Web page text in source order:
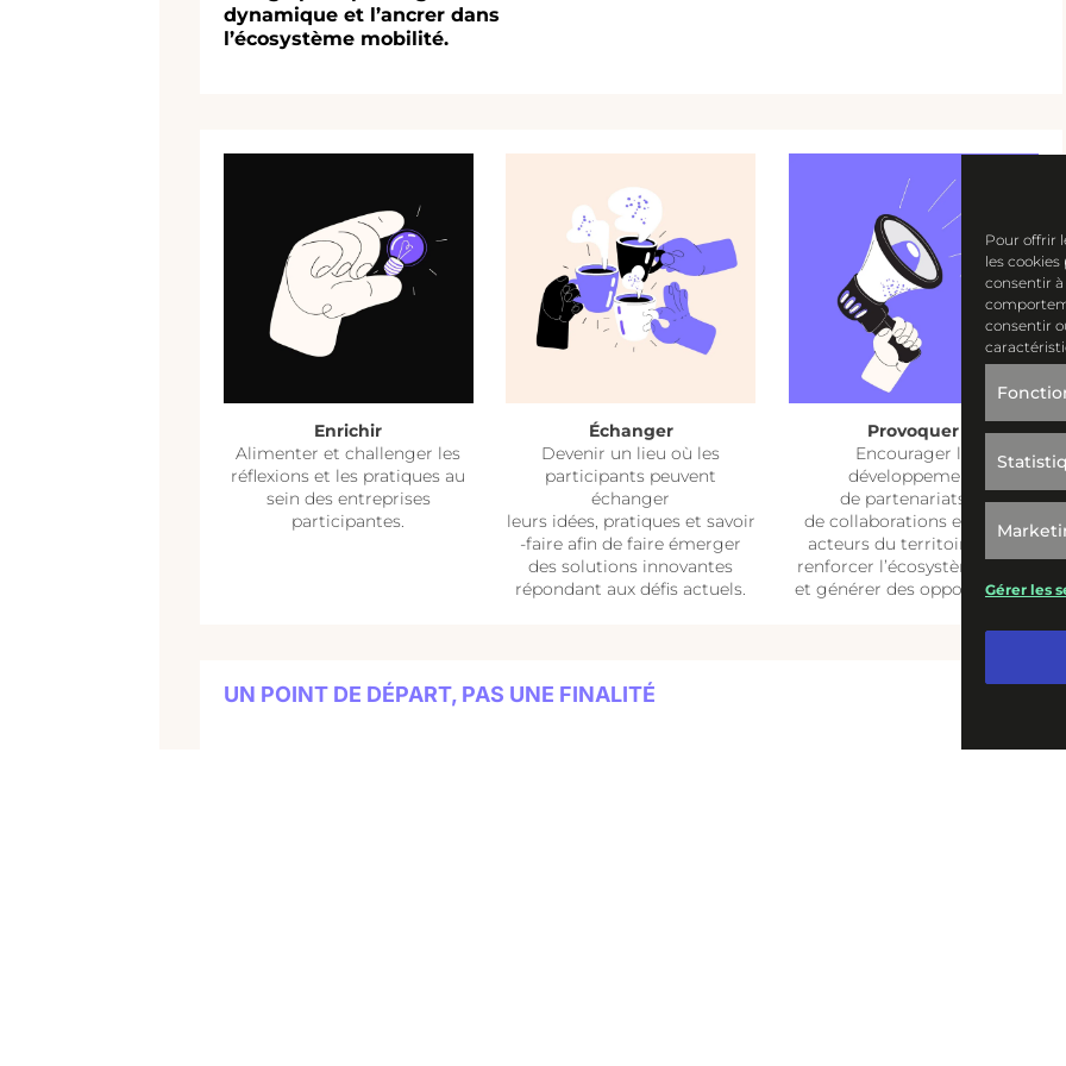
Pour offrir
les
consentir
consentir
Gérer les
dynamique et l’ancrer dans
l’écosystème mobilité.
Enrichir
Alimenter etchallenger les
réflexions et les pratiques au
sein des entreprises
participantes.
Échanger
Devenir un lieu où les
participants peuvent
échanger
leurs idées, pratiqueset savoir
-faire afin de faire émerger
des solutions innovantes
répondant aux défis actuels.
Provoquer
Encourager le
développement
de partenariats
et
de collaborationsentre les
acteurs du territoire
pour
renforcer l’écosystème local
et générerdes opportunités.
UN POINT DE DÉPART, PAS UNE FINALITÉ